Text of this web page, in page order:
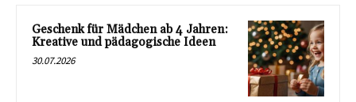
Geschenk für Mädchen ab 4 Jahren:
Kreative und pädagogische Ideen
30.07.2026